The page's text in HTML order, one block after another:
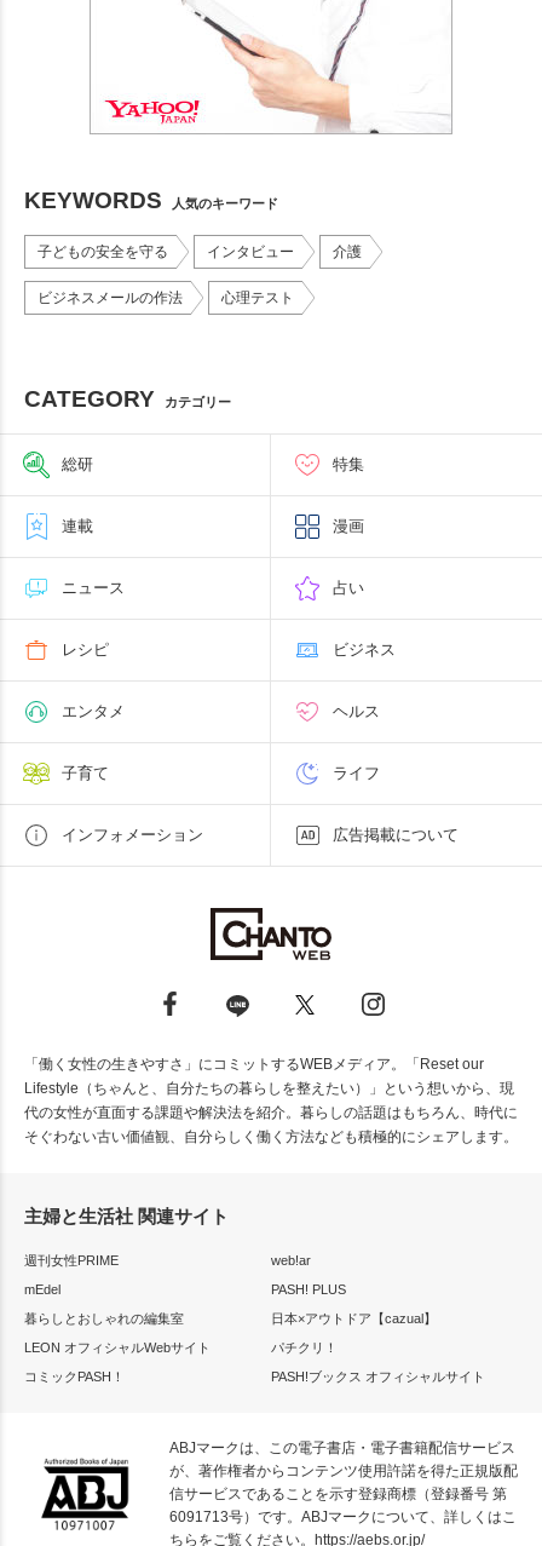
KEYWORDS 人気のキーワード
子どもの安全を守る インタビュー 介護
ビジネスメールの作法 心理テスト
CATEGORY カテゴリー
総研 特集
連載 漫画
ニュース 占い
レシピ ビジネス
エンタメ ヘルス
子育て ライフ
インフォメーション 広告掲載について
「働く女性の生きやすさ」にコミットするWEBメディア。「Reset our
Lifestyle（ちゃんと、自分たちの暮らしを整えたい）」という想いから、現
代の女性が直面する課題や解決法を紹介。暮らしの話題はもちろん、時代に
そぐわない古い価値観、自分らしく働く方法なども積極的にシェアします。
主婦と生活社 関連サイト
週刊女性PRIME
web!ar
mEdel
PASH! PLUS
暮らしとおしゃれの編集室
日本×アウトドア【cazual】
LEON オフィシャルWebサイト
パチクリ！
コミックPASH！
PASH!ブックス オフィシャルサイト
ABJマークは、この電子書店・電子書籍配信サービス
が、著作権者からコンテンツ使用許諾を得た正規版配
信サービスであることを示す登録商標（登録番号 第
6091713号）です。ABJマークについて、詳しくはこ
ちらをご覧ください。
https://aebs.or.jp/